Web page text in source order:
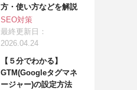
方・使い方などを解説
SEO対策
最終更新日：
2026.04.24
【５分でわかる】
GTM(Googleタグマネ
ージャー)の設定方法